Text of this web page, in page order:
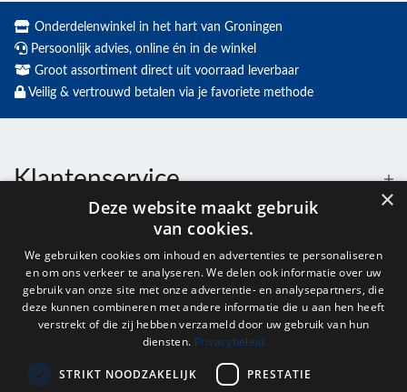
Onderdelenwinkel in het hart van Groningen
Persoonlijk advies, online én in de winkel
Groot assortiment direct uit voorraad leverbaar
Veilig & vertrouwd betalen via je favoriete methode
Klantenservice
Openingstijden
Nieuwsbrief
×
Deze website maakt gebruik
van cookies.
We gebruiken cookies om inhoud en advertenties te personaliseren
en om ons verkeer te analyseren. We delen ook informatie over uw
gebruik van onze site met onze advertentie- en analysepartners, die
deze kunnen combineren met andere informatie die u aan hen heeft
verstrekt of die zij hebben verzameld door uw gebruik van hun
diensten. Privacybeleid
STRIKT NOODZAKELIJK PRESTATIE